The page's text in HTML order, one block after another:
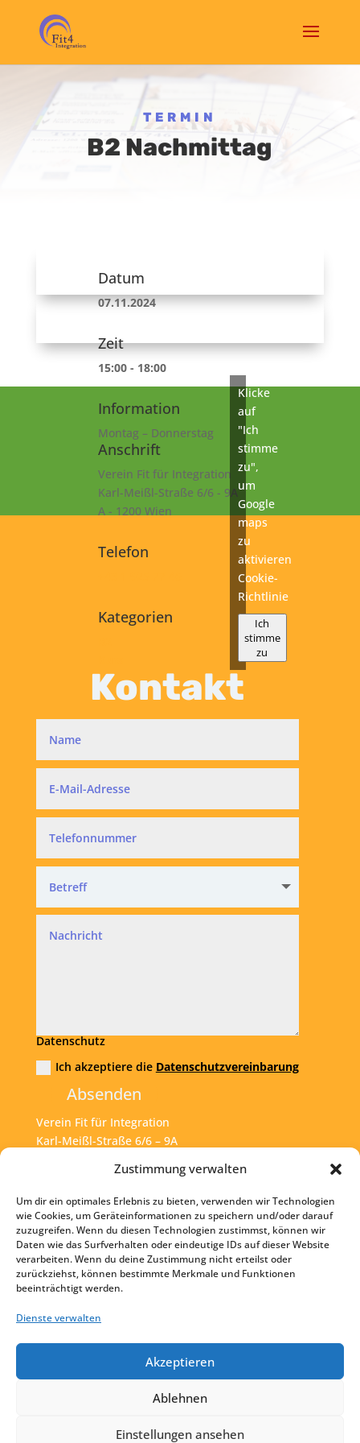
Zustimmung verwalten
Um dir ein optimales Erlebnis zu bieten, verwenden wir Technologien
wie Cookies, um Geräteinformationen zu speichern und/oder darauf
zuzugreifen. Wenn du diesen Technologien zustimmst, können wir
Daten wie das Surfverhalten oder eindeutige IDs auf dieser Website
verarbeiten. Wenn du deine Zustimmung nicht erteilst oder
zurückziehst, können bestimmte Merkmale und Funktionen
beeinträchtigt werden.
Dienste verwalten
Akzeptieren
Ablehnen
Einstellungen ansehen
TERMIN
B2 Nachmittag
Datum
07.11.2024
Zeit
15:00 - 18:00
Information
Montag – Donnerstag
Anschrift
Verein Fit für Integration
Karl-Meißl-Straße 6/6 - 9A
A - 1200 Wien
Telefon
Kategorien
Klicke
auf
"Ich
stimme
zu",
um
Google
maps
zu
aktivieren
Cookie-
Richtlinie
Ich
stimme
zu
Kontakt
Datenschutz
Ich akzeptiere die Datenschutzvereinbarung
Absenden
Verein Fit für Integration
Karl-Meißl-Straße 6/6 – 9A
Tel:+43 1 925 77 46
Mail: office@fit4int.at
Startseite
Kontakt
Impressum